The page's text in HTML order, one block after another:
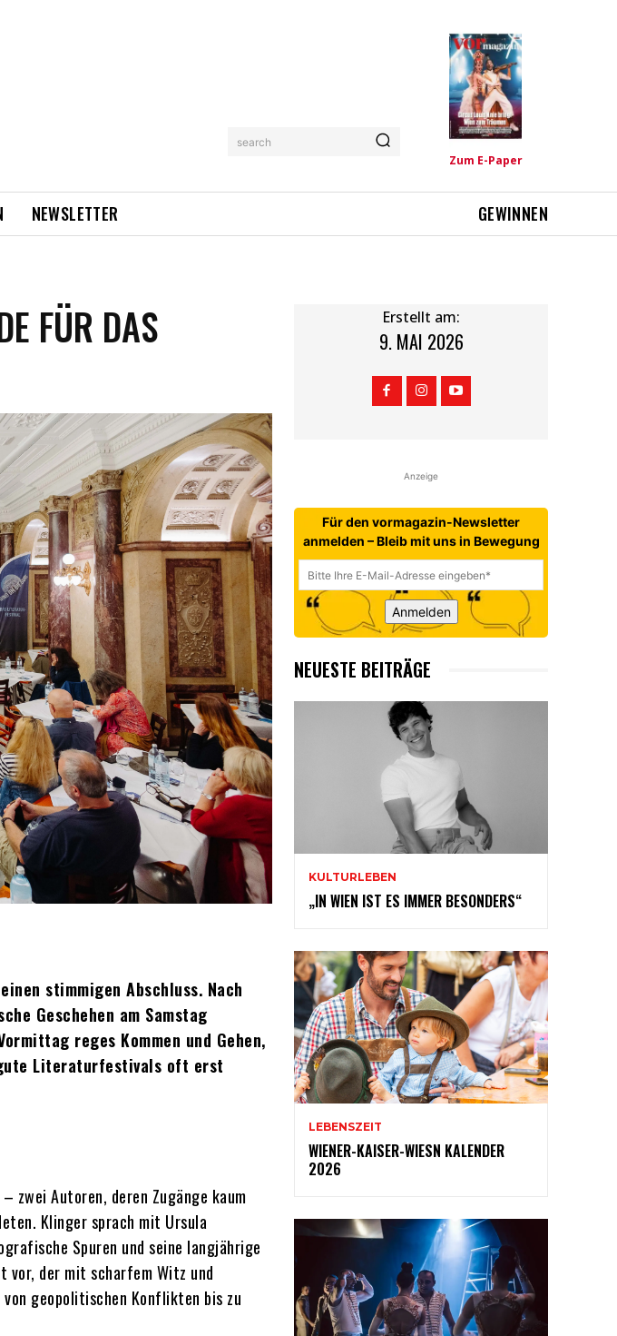
search
Zum E-Paper
NEWSLETTER GEWINNEN
FÜR DAS
stimmigen Abschluss. Nach
Geschehen am Samstag
reges Kommen und Gehen,
gute Literaturfestivals oft erst
– zwei Autoren, deren Zugänge kaum
Klinger sprach mit Ursula
Spuren und seine langjährige
vor, der mit scharfem Witz und
geopolitischen Konflikten bis zu
Erstellt am:
9. MAI 2026
Anzeige
Für den vormagazin-Newsletter
anmelden – Bleib mit uns in Bewegung
Anmelden
NEUESTE BEITRÄGE
KULTURLEBEN
„IN WIEN IST ES IMMER BESONDERS“
LEBENSZEIT
WIENER-KAISER-WIESN KALENDER
2026